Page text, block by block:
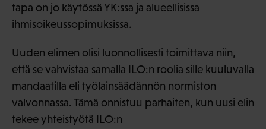
tapa on jo käytössä YK:ssa ja alueellisissa
ihmisoikeussopimuksissa.
Uuden elimen olisi luonnollisesti toimittava niin,
että se vahvistaa samalla ILO:n roolia sille kuuluvalla
mandaatilla eli työlainsäädännön normiston
valvonnassa. Tämä onnistuu parhaiten, kun uusi elin
tekee yhteistyötä ILO:n